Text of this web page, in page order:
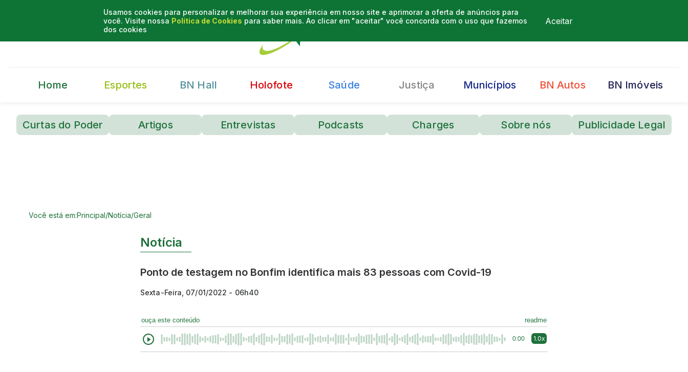
Usamos cookies para personalizar e melhorar sua experiência em nosso site e aprimorar a oferta de anúncios para
você. Visite nossa Política de Cookies para saber mais. Ao clicar em "aceitar" você concorda com o uso que fazemos
dos cookies
Aceitar
Home Esportes BN Hall Holofote Saúde Justiça Municípios BN Autos BN Imóveis
Curtas do Poder Artigos Entrevistas Podcasts Charges Sobre nós Publicidade Legal
Você está em:Principal/Notícia/Geral
Notícia
Ponto de testagem no Bonfim identifica mais 83 pessoas com Covid-19
Sexta-Feira, 07/01/2022 - 06h40
ouça este conteúdo readme
0:00 1.0x